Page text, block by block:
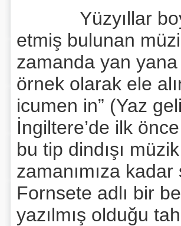
Yüzyıllar
etmiş bulunan
zamanda yan
örnek olarak ele
icumen in” (Yaz
İngiltere’de ilk
bu tip dindışı
zamanımıza
Fornsete adlı bir
yazılmış olduğu